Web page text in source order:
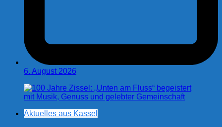
6. August 2026
Aktuelles aus Kassel